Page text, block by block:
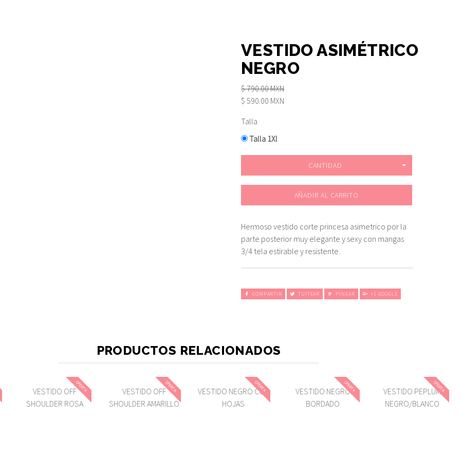
VESTIDO ASIMÉTRICO
NEGRO
$ 790.00 MXN
$ 590.00 MXN
Talla
Talla 1Xl
CANTIDAD
AÑADIR AL CARRITO
Hermoso vestido corte princesa asimetrico por la
parte posterior muy elegante y sexy con mangas
3/4 tela estirable y resistente.
COMPARTIR TUITEAR PINEAR +1 GOOGLE
PRODUCTOS RELACIONADOS
OFERTA
VESTIDO OFF
SHOULDER ROSA
OFERTA
VESTIDO OFF
SHOULDER AMARILLO
OFERTA
VESTIDO NEGRO CON
HOJAS
OFERTA
VESTIDO NEGRO
BORDADO
OFERTA
VESTIDO PEPLUM
NEGRO/BLANCO